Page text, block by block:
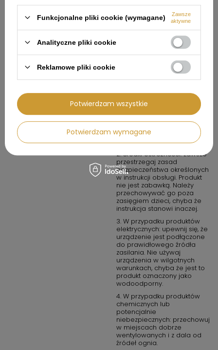
(mm)
GPSR
Informacje o
bezpieczeństwie
Przeznaczony jest do użytku
zgodnego z jego funkcją i
Instrukcja bezpiecznego
1. Przeznaczenie produktu:
Używaj produktu wyłącznie w
sposób opisany w instrukcji
obsługi oraz w warunkach
zalecanych przez
producenta.
2. Środki ostrożności: zawsze
przestrzegaj zasad
bezpieczeństwa określonych
w instrukcji obsługi. Produkt
nie jest zabawką. Należy
przechowywać go poza
zasięgiem dzieci, chyba że
instrukcja stanowi inaczej.
3. W przypadku produktów
elektrycznych: upewnij się, że
urządzenie jest podłączone
do prawidłowego źródła
zasilania. Nie używaj
urządzenia w wilgotnych
warunkach, chyba że jest to
produkt oznaczony jako
wodoodporny.
4. W przypadku produktów
chemicznych lub
potencjalnie
niebezpiecznych: przechowuj
w miejscach dobrze
wentylowanych i z dala od
źródeł ognia.
Funkcjonalne pliki cookie (wymagane)
Zawsze
aktywne
Analityczne pliki cookie
Reklamowe pliki cookie
Potwierdzam wymagane
Potwierdzam wszystkie